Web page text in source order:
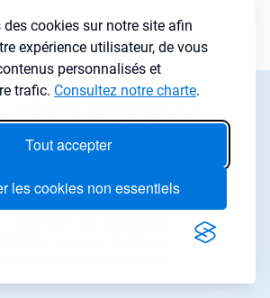
cookies sur notre site afin
expérience utilisateur, de vous
personnalisés et
trafic. Consultez notre charte.
Tout accepter
les cookies non essentiels
votre allié pour
vos projets